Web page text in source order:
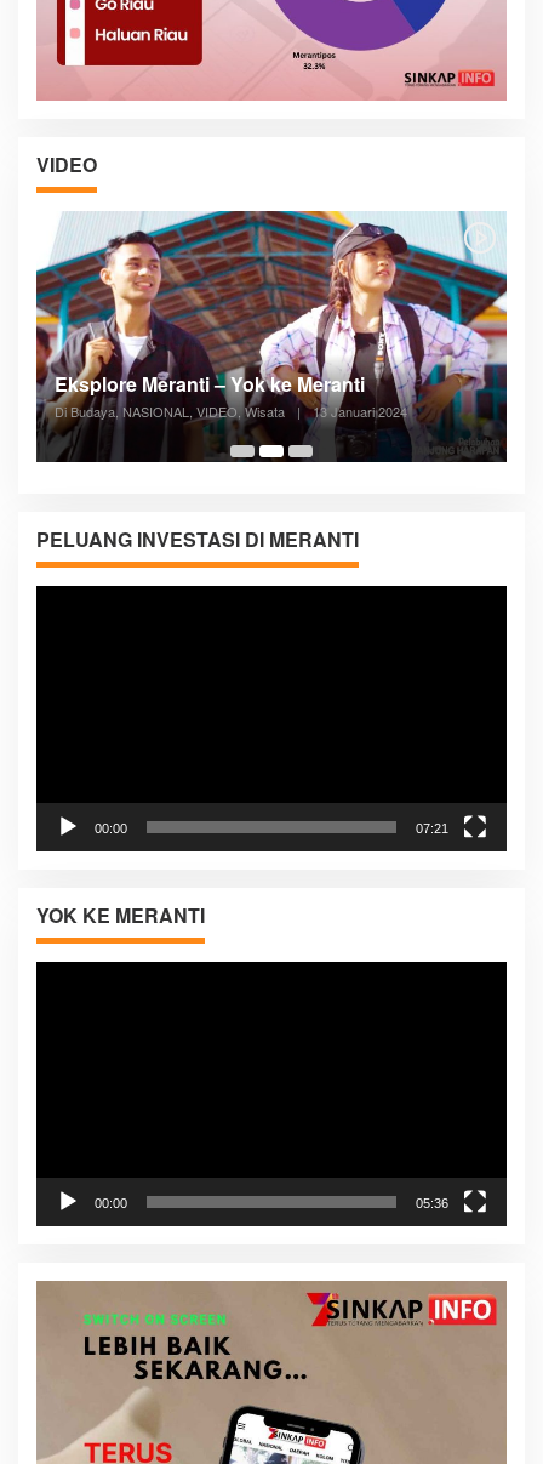
VIDEO
05:08
Posyandu Melayani Semua Siklus Hidup
Di ADVERTORIAL, Kesehatan, VIDEO 27 Desember 2023
PELUANG INVESTASI DI MERANTI
00:00 07:21
YOK KE MERANTI
Pemutar
00:00 05:36